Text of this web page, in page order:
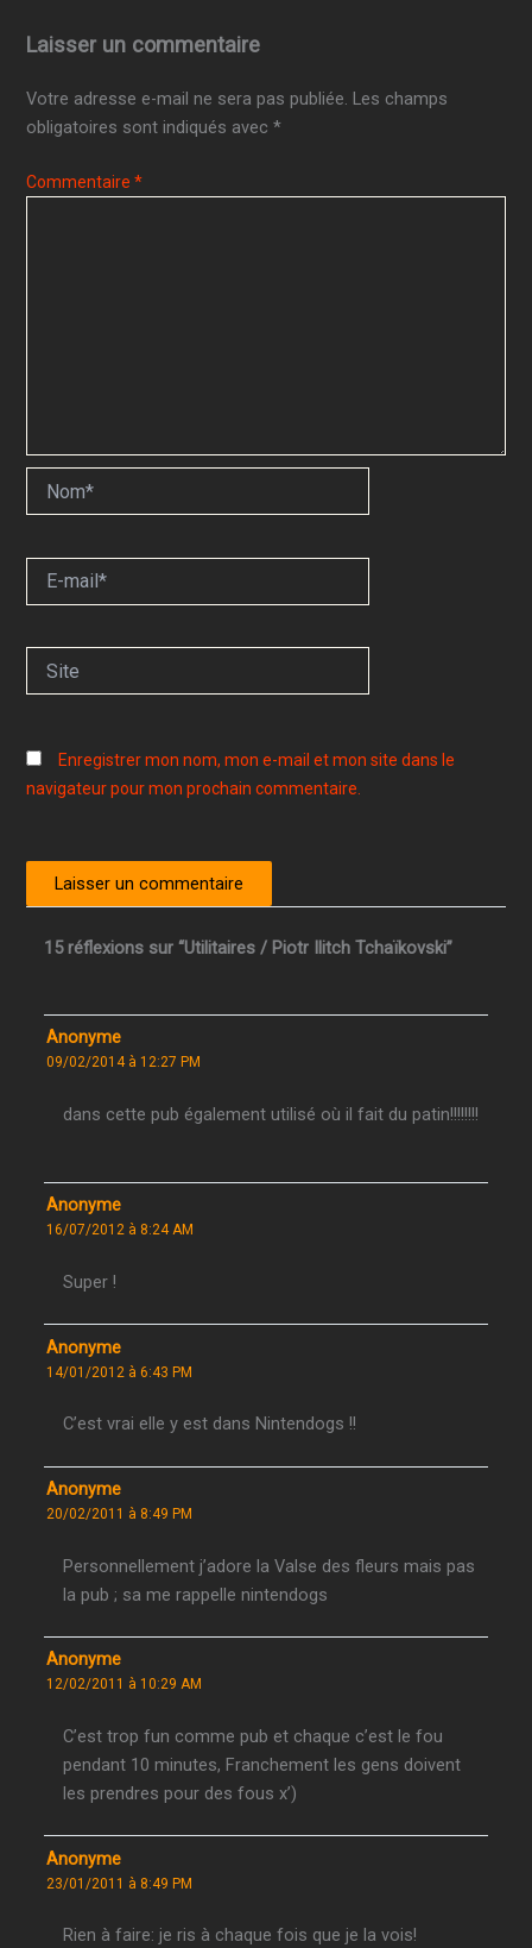
Laisser un commentaire
Votre adresse e-mail ne sera pas publiée. Les champs
obligatoires sont indiqués avec*
Commentaire*
mail*
Enregistrer mon nom, mon e-mail et mon site dans le
navigateur pour mon prochain commentaire.
15 réflexions sur “Utilitaires / Piotr Ilitch Tchaïkovski”
Anonyme
09/02/2014 à 12:27 PM
dans cette pub également utilisé où il fait du patin!!!!!!!!
Anonyme
16/07/2012 à 8:24 AM
Super !
Anonyme
14/01/2012 à 6:43 PM
C’est vrai elle y est dans Nintendogs !!
Anonyme
20/02/2011 à 8:49 PM
Personnellement j’adore la Valse des fleurs mais pas
la pub ; sa me rappelle nintendogs
Anonyme
12/02/2011 à 10:29 AM
C’est trop fun comme pub et chaque c’est le fou
pendant 10 minutes, Franchement les gens doivent
les prendres pour des fous x’)
Anonyme
23/01/2011 à 8:49 PM
Rien à faire: je ris à chaque fois que je la vois!